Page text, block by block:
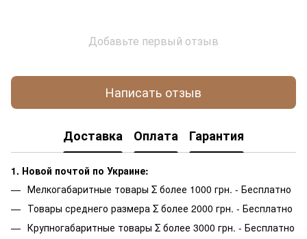
Добавьте первый отзыв
Написать отзыв
Доставка Оплата Гарантия
1. Новой почтой по Украине:
Мелкогабаритные товары Σ более 1000 грн. - Бесплатно
Товары среднего размера Σ более 2000 грн. - Бесплатно
Крупногабаритные товары Σ более 3000 грн. - Бесплатно